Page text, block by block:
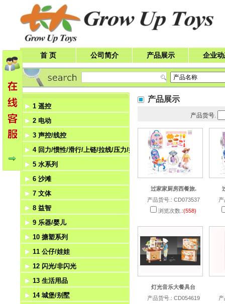
首 页 公司简介 产品展示 企业
1 遥控
遥控车
遥控飞机
遥控船
遥控飞碟
遥控机器人
2 电动
电动飞机
电动船
电动机器人
电动车
3 声控/线控
声控
线控
4 回力/惯性/滑行/上链/拉线/压力/挺力
回力
惯性
滑行
上链
拉线
压力
挺力
5 水系列
水枪
水机
泡泡玩具
6 沙滩
沙滩7 文体
体育
文具
游戏
弹射
匙扣吊饰
风扇
赌具
8 益智
积木
拼图魔方
学习机
棋类
自装
魔术玩具
9 乐器/婴儿
乐器
婴儿
手拍
哨子
10 搪塑系列
搪塑系列
11 公仔/娃娃
不倒翁
毛绒玩具
公仔
12 闪光/非闪光
陀螺
悠悠球
13 生活用品
医具14 城堡/别墅
产品展示
产品货号.
过家家厨房西餐旅.
产品货号.: CD073537
浏览次数.:(558)
灯光音乐大餐具台
产品货号.: CD054619